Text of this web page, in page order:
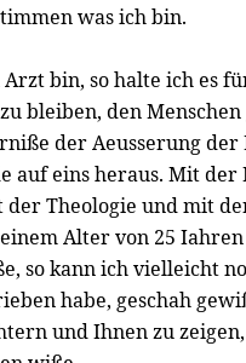
was ich bin.
Arzt bin, so halte ich es
bleiben, den
der Aeusserung
auf eins heraus. Mit
der Theologie und mit
Alter von 25
so kann ich vielleicht
habe, geschah
und Ihnen zu